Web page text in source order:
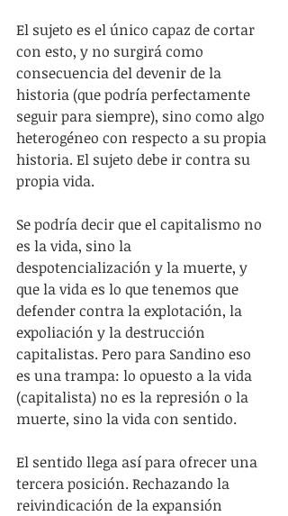
El sujeto es el único capaz de cortar
con esto, y no surgirá como
consecuencia del devenir de la
historia (que podría perfectamente
seguir para siempre), sino como algo
heterogéneo con respecto a su propia
historia. El sujeto debe ir contra su
propia vida.
Se podría decir que el capitalismo no
es la vida, sino la
despotencialización y la muerte, y
que la vida es lo que tenemos que
defender contra la explotación, la
expoliación y la destrucción
capitalistas. Pero para Sandino eso
es una trampa: lo opuesto a la vida
(capitalista) no es la represión o la
muerte, sino la vida con sentido.
El sentido llega así para ofrecer una
tercera posición. Rechazando la
reivindicación de la expansión